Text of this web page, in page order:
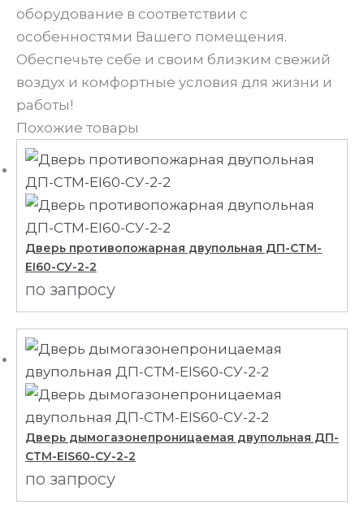
оборудование в соответствии с
особенностями Вашего помещения.
Обеспечьте себе и своим близким свежий
воздух и комфортные условия для жизни и
работы!
Похожие товары
Дверь противопожарная двупольная ДП-СТМ-
EI60-CУ-2-2
по запросу
Дверь дымогазонепроницаемая двупольная ДП-
СТМ-EIS60-CУ-2-2
по запросу